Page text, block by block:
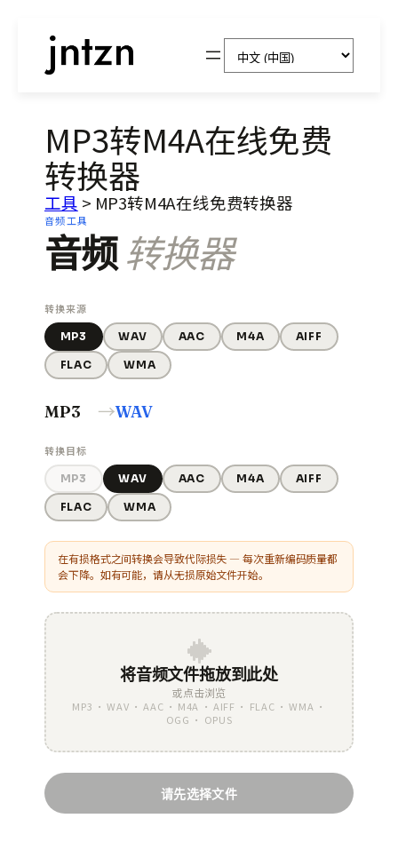
择
MP3转M4A在线免费
转换器
工具 > MP3转M4A在线免费转换器
音频工具
音频转换器
转换来源
MP3 WAV AAC M4A AIFF
FLAC WMA
MP3 →WAV
转换目标
MP3 WAV AAC M4A AIFF
FLAC WMA
在有损格式之间转换会导致代际损失 — 每次重新编码质量都
会下降。如有可能，请从无损原始文件开始。
将音频文件拖放到此处
或点击浏览
MP3 · WAV · AAC · M4A · AIFF · FLAC · WMA ·
OGG · OPUS
请先选择文件